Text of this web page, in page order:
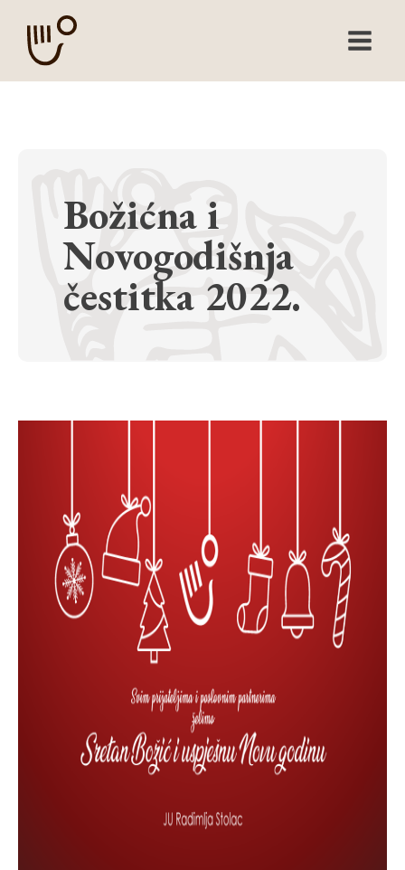
Božićna i
Novogodišnja
čestitka 2022.